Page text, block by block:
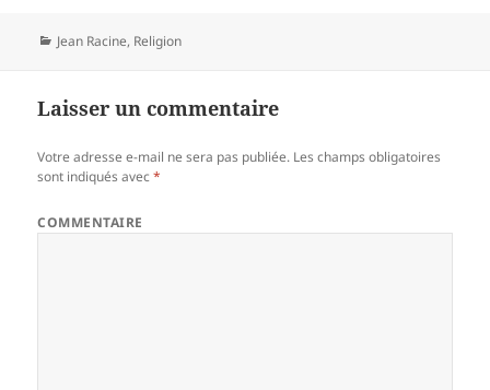
Catégories
Jean Racine, Religion
Laisser un commentaire
Votre adresse e-mail ne sera pas publiée. Les champs obligatoires
sont indiqués avec*
COMMENTAIRE